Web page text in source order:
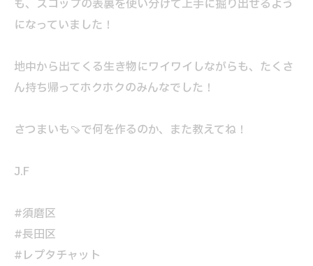
も、スコップの表裏を使い分けて上手に掘り出せるよう
になっていました！
地中から出てくる生き物にワイワイしながらも、たくさ
ん持ち帰ってホクホクのみんなでした！
さつまいも🍠で何を作るのか、また教えてね！
J.F
#須磨区
#長田区
#レプタチャット